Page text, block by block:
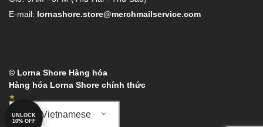
E-mail: lornashore.store@merchmailservice.com
© Lorna Shore Hàng hóa
Hàng hóa Lorna Shore chính thức
Vietnamese
UNLOCK
10% OFF